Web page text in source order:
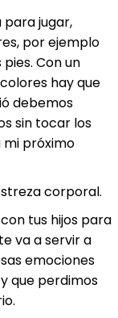
para jugar,
por ejemplo
Con un
hay que
debemos
sin tocar los
mi próximo
corporal.
tus hijos para
va a servir a
emociones
que perdimos